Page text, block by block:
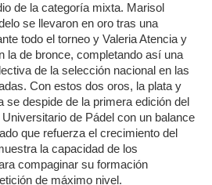
de la categoría mixta. Marisol
se llevaron en oro tras una
todo el torneo y Valeria Atencia y
la de bronce, completando así una
de la selección nacional en las
Con estos dos oros, la plata y
se despide de la primera edición del
de Pádel con un balance
que refuerza el crecimiento del
la capacidad de los
compaginar su formación
de máximo nivel.